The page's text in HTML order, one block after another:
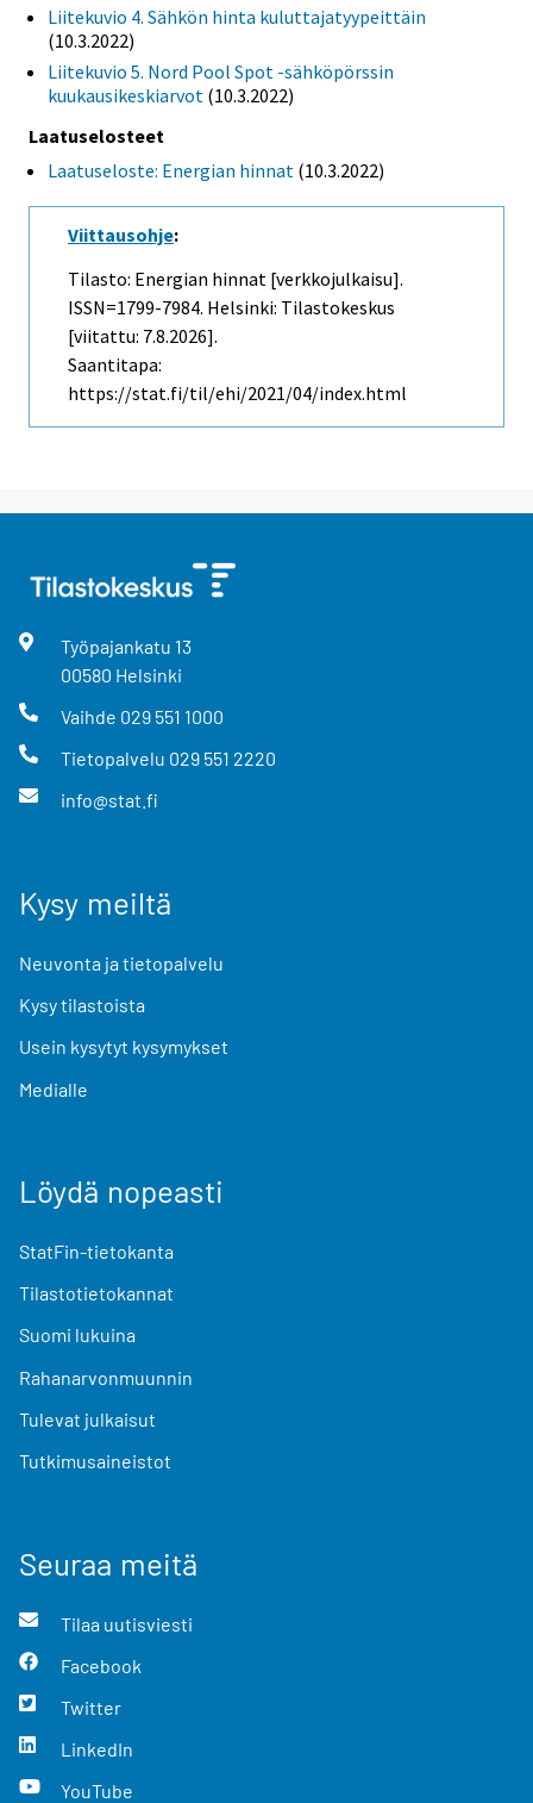
Liitekuvio 4. Sähkön hinta kuluttajatyypeittäin
(10.3.2022)
Liitekuvio 5. Nord Pool Spot -sähköpörssin
kuukausikeskiarvot (10.3.2022)
Laatuselosteet
Laatuseloste: Energian hinnat (10.3.2022)
Viittausohje:
Tilasto: Energian hinnat [verkkojulkaisu].
ISSN=1799-7984. Helsinki: Tilastokeskus
[viitattu: 7.8.2026].
Saantitapa:
https://stat.fi/til/ehi/2021/04/index.html
Työpajankatu 13
00580 Helsinki
Vaihde 029 551 1000
Tietopalvelu 029 551 2220
info@stat.fi
Kysy meiltä
Neuvonta ja tietopalvelu
Kysy tilastoista
Usein kysytyt kysymykset
Medialle
Löydä nopeasti
StatFin-tietokanta
Tilastotietokannat
Suomi lukuina
Rahanarvonmuunnin
Tulevat julkaisut
Tutkimusaineistot
Seuraa meitä
Tilaa uutisviesti
Facebook
Twitter
LinkedIn
YouTube